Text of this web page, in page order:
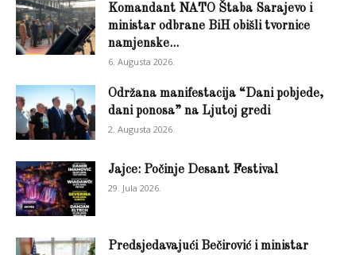
Komandant NATO Štaba Sarajevo i
ministar odbrane BiH obišli tvornice
namjenske...
6. Augusta 2026.
Održana manifestacija “Dani pobjede,
dani ponosa” na Ljutoj gredi
2. Augusta 2026.
Jajce: Počinje Desant Festival
29. Jula 2026.
Predsjedavajući Bečirović i ministar